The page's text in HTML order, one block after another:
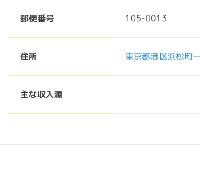
郵便番号 105-0013
住所 東京都港区浜松町
主な収入源